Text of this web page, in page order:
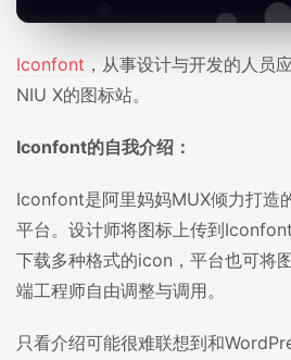
Iconfont ，从事设计与开发的人员
NIU X的图标站。
Iconfont的自我介绍：
Iconfont是阿里妈妈MUX倾力打造
平台。设计师将图标上传到
下载多种格式的icon，平台也可将
端工程师自由调整与调用。
只看介绍可能很难联想到和